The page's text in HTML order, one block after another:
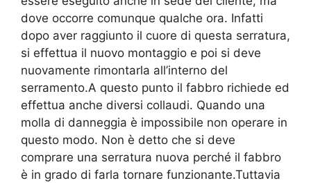
dove occorre comunque qualche ora. Infatti
dopo aver raggiunto il cuore di questa serratura,
si effettua il nuovo montaggio e poi si deve
nuovamente rimontarla all’interno del
serramento.A questo punto il fabbro richiede ed
effettua anche diversi collaudi. Quando una
molla di danneggia è impossibile non operare in
questo modo. Non è detto che si deve
comprare una serratura nuova perché il fabbro
è in grado di farla tornare funzionante.Tuttavia